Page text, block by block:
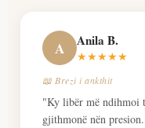
A Anila B.
★★★★★
📖 Brezi i ankthit
"Ky libër më ndihmoi
gjithmonë nën